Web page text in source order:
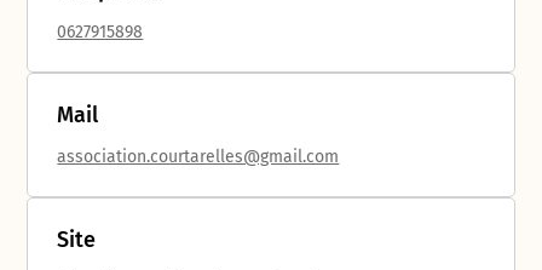
0627915898
Mail
association.courtarelles@gmail.com
Site